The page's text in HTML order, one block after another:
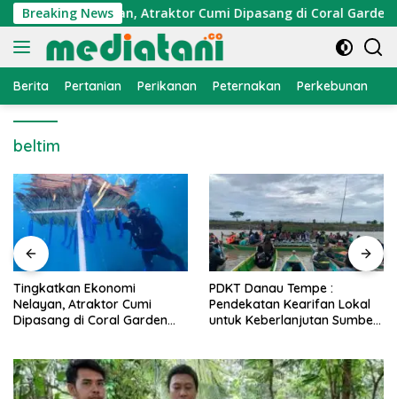
Langsung
ke
konten
Breaking News
Nelayan, Atraktor Cumi Dipasang di Coral Garden
Berita Pertanian Perikanan Peternakan Perkebunan
beltim
PDKT Danau Tempe :
Pendekatan Kearifan Lokal
untuk Keberlanjutan Sumber
Cara Mengatasi Penyakit
PMK pada Sapi Perah
Alami dan Medis